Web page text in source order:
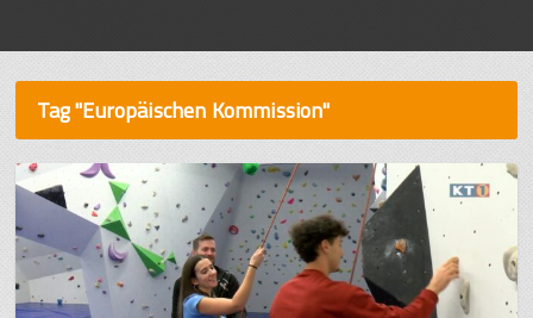
Tag "Europäischen Kommission"